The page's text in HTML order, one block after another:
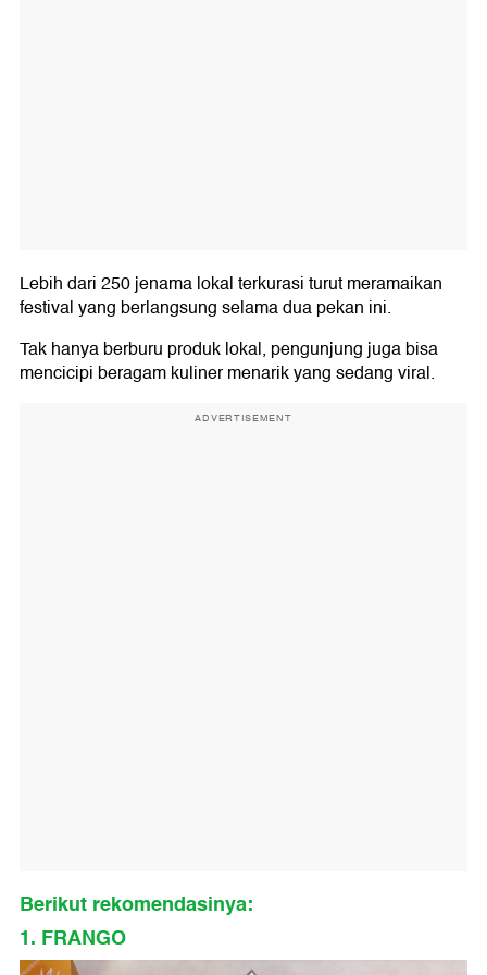
Lebih dari 250 jenama lokal terkurasi turut meramaikan
festival yang berlangsung selama dua pekan ini.
Tak hanya berburu produk lokal, pengunjung juga bisa
mencicipi beragam kuliner menarik yang sedang viral.
ADVERTISEMENT
Berikut rekomendasinya:
1. FRANGO